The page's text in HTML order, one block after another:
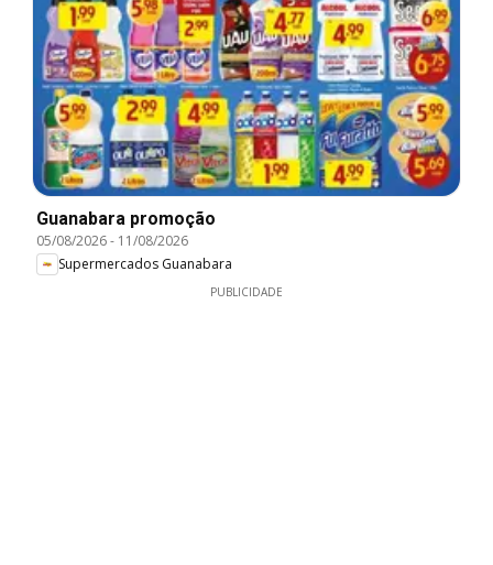
Guanabara promoção
05/08/2026- 11/08/2026
Supermercados Guanabara
PUBLICIDADE